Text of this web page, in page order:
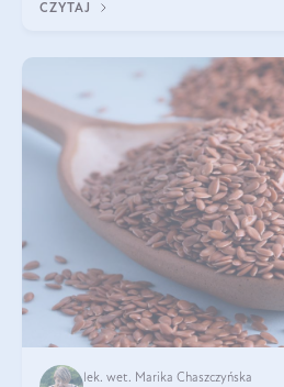
CZYTAJ
lek. wet. Marika Chaszczyńska